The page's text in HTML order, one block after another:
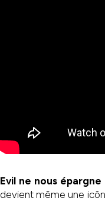
Evil ne nous épargne
devient même une